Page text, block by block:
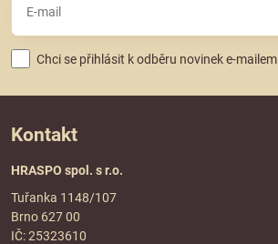
Chci se přihlásit k odběru novinek e-mailem
Kontakt
HRASPO spol. s r.o.
Tuřanka 1148/107
Brno 627 00
IČ: 25323610